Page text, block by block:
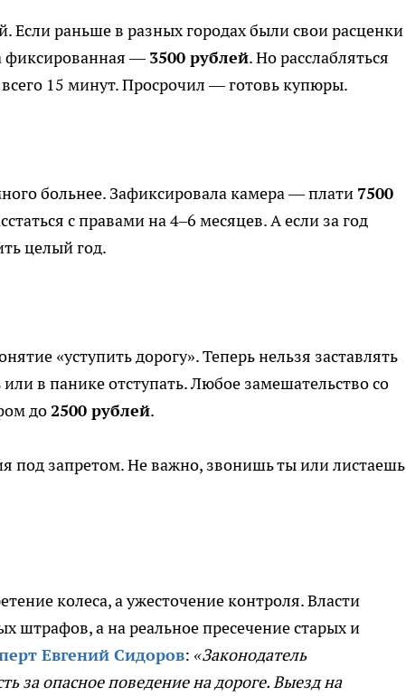
Если раньше в разных городах были свои расценки
фиксированная —3500 рублей. Но расслабляться
всего 15 минут. Просрочил — готовь купюры.
больнее. Зафиксировала камера — плати 7500
с правами на 4–6 месяцев. А если за год
целый год.
«уступить дорогу». Теперь нельзя заставлять
в панике отступать. Любое замешательство со
до2500 рублей.
под запретом. Не важно, звонишь ты или листаешь
колеса, а ужесточение контроля. Власти
штрафов, а на реальное пресечение старых и
Евгений Сидоров: «Законодатель
за опасное поведение на дороге. Выезд на